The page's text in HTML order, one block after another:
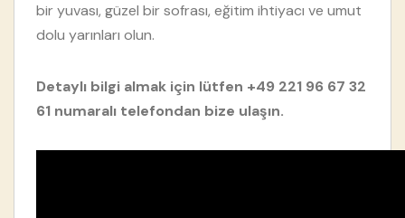
bir yuvası, güzel bir sofrası, eğitim ihtiyacı ve umut
dolu yarınları olun.
Detaylı bilgi almak için lütfen +49 221 96 67 32
61 numaralı telefondan bize ulaşın.